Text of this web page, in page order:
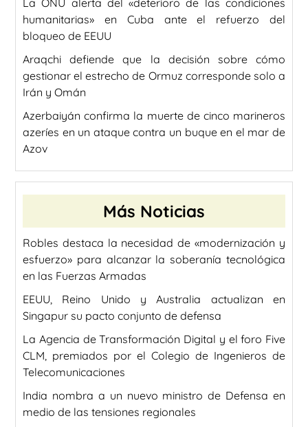
humanitarias» en Cuba ante el refuerzo del
bloqueo de EEUU
Araqchi defiende que la decisión sobre cómo
gestionar el estrecho de Ormuz corresponde solo a
Irán y Omán
Azerbaiyán confirma la muerte de cinco marineros
azeríes en un ataque contra un buque en el mar de
Azov
Más Noticias
Robles destaca la necesidad de «modernización y
esfuerzo» para alcanzar la soberanía tecnológica
en las Fuerzas Armadas
EEUU, Reino Unido y Australia actualizan en
Singapur su pacto conjunto de defensa
La Agencia de Transformación Digital y el foro Five
CLM, premiados por el Colegio de Ingenieros de
Telecomunicaciones
India nombra a un nuevo ministro de Defensa en
medio de las tensiones regionales